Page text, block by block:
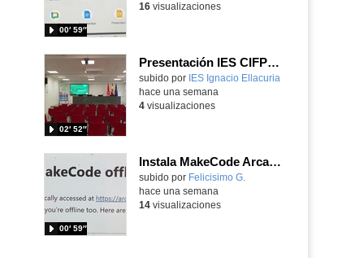
00′ 59″
16visualizaciones
Presentación IES CIFPD Ignacio Ellacuría
Contenido educativo.
subido por IES Ignacio Ellacuria
02′ 52″
hace una semana
4visualizaciones
Instala MakeCode Arcade para trabajar offline en tu tablet, ordenador, Chromebook
Contenido educativo.
subido por Felicisimo G.
00′ 59″
hace una semana
14visualizaciones